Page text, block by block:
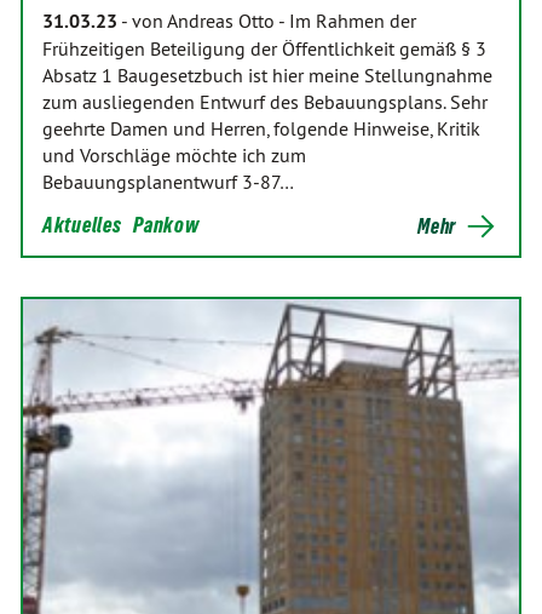
31.03.23 - von Andreas Otto - Im Rahmen der
Frühzeitigen Beteiligung der Öffentlichkeit gemäß § 3
Absatz 1 Baugesetzbuch ist hier meine Stellungnahme
zum ausliegenden Entwurf des Bebauungsplans. Sehr
geehrte Damen und Herren, folgende Hinweise, Kritik
und Vorschläge möchte ich zum
Bebauungsplanentwurf 3-87…
Aktuelles Pankow Mehr